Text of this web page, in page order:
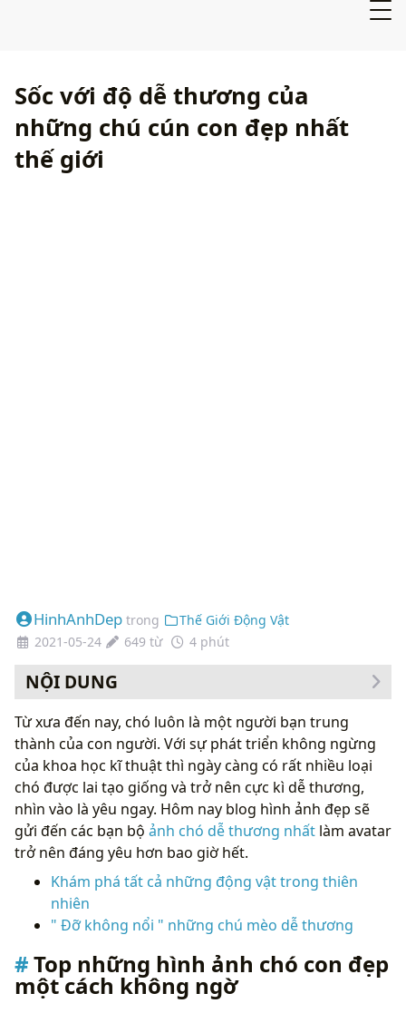
Sốc với độ dễ thương của
những chú cún con đẹp nhất
thế giới
HinhAnhDep trong
Thế Giới Động Vật
2021-05-24
649 từ 4 phút
NỘI DUNG
Top những hình ảnh chó con đẹp một cách không ngờ
Từ xưa đến nay, chó luôn là một người bạn trung
thành của con người. Với sự phát triển không ngừng
của khoa học kĩ thuật thì ngày càng có rất nhiều loại
chó được lai tạo giống và trở nên cực kì dễ thương,
nhìn vào là yêu ngay. Hôm nay blog hình ảnh đẹp sẽ
gửi đến các bạn bộ ảnh chó dễ thương nhất làm avatar
trở nên đáng yêu hơn bao giờ hết.
Khám phá tất cả những động vật trong thiên
nhiên
" Đỡ không nổi " những chú mèo dễ thương
Top những hình ảnh chó con đẹp
một cách không ngờ